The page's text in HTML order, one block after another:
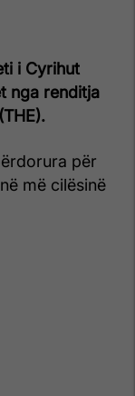
i Cyrihut
nga renditja
për
më cilësinë